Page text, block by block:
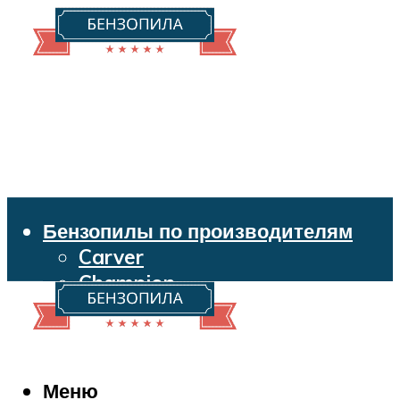
Бензопилы по производителям
Carver
Champion
Echo
Husqvarna
Makita
Меню